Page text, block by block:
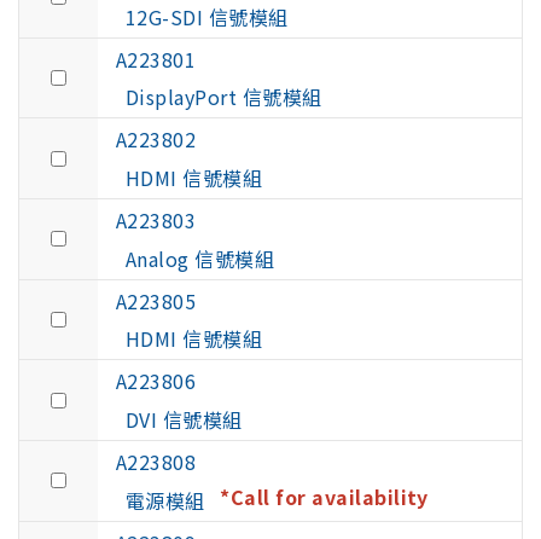
12G-SDI 信號模組
A223801
DisplayPort 信號模組
A223802
HDMI 信號模組
A223803
Analog 信號模組
A223805
HDMI 信號模組
A223806
DVI 信號模組
A223808
電源模組
*Call for availability